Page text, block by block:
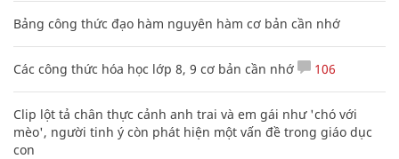
Bảng công thức đạo hàm nguyên hàm cơ bản cần nhớ
Các công thức hóa học lớp 8, 9 cơ bản cần nhớ 106
Clip lột tả chân thực cảnh anh trai và em gái như 'chó với
mèo', người tinh ý còn phát hiện một vấn đề trong giáo dục
con